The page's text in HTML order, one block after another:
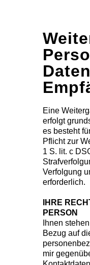
Eine
erfolgt
es besteht
Pflicht zur
1 S. lit. c
Verfolgung
erforderlich.
IHRE
PERSON
Ihnen
Bezug auf
mir